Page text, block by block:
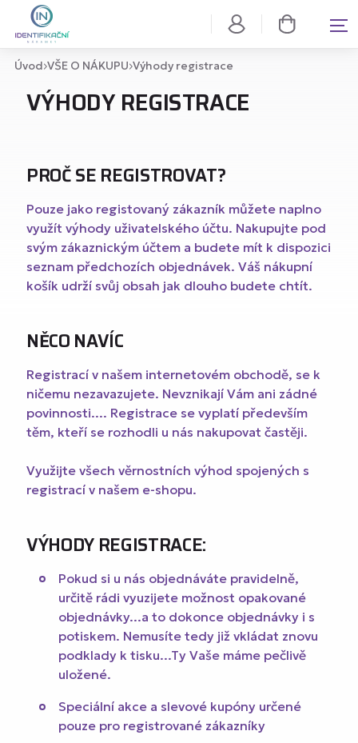
Úvod VŠE O NÁKUPU Výhody registrace
VÝHODY REGISTRACE
PROČ SE REGISTROVAT?
Pouze jako registovaný zákazník můžete naplno
využít výhody uživatelského účtu. Nakupujte pod
svým zákaznickým účtem a budete mít k dispozici
seznam předchozích objednávek. Váš nákupní
košík udrží svůj obsah jak dlouho budete chtít.
NĚCO NAVÍC
Registrací v našem internetovém obchodě, se k
ničemu nezavazujete. Nevznikají Vám ani zádné
povinnosti.... Registrace se vyplatí především
těm, kteří se rozhodli u nás nakupovat častěji.
Využijte všech věrnostních výhod spojených s
registrací v našem e-shopu.
VÝHODY REGISTRACE:
Pokud si u nás objednáváte pravidelně,
určitě rádi vyuzijete možnost opakované
objednávky...a to dokonce objednávky i s
potiskem. Nemusíte tedy již vkládat znovu
podklady k tisku...Ty Vaše máme pečlivě
uložené.
Speciální akce a slevové kupóny určené
pouze pro registrované zákazníky